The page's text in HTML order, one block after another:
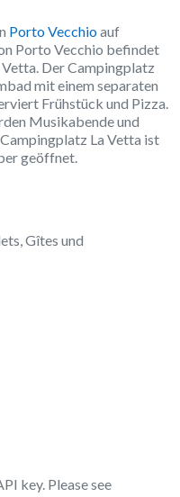
Porto Vecchioauf
Porto Vecchio befindet
Der Campingplatz
mit einem separaten
Frühstück und Pizza.
Musikabende und
La Vetta ist
geöffnet.
Gîtes und
key. Please see